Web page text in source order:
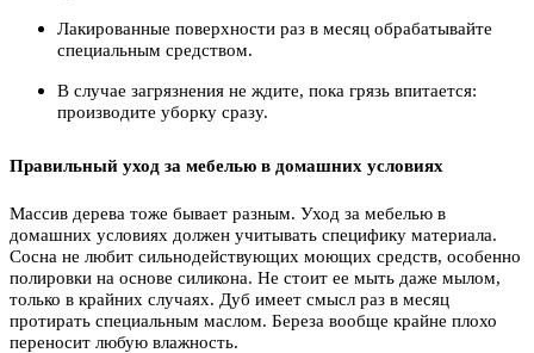
Лакированные поверхности раз в месяц обрабатывайте
специальным средством.
В случае загрязнения не ждите, пока грязь впитается:
производите уборку сразу.
Правильный уход за мебелью в домашних условиях
Массив дерева тоже бывает разным. Уход за мебелью в
домашних условиях должен учитывать специфику материала.
Сосна не любит сильнодействующих моющих средств, особенно
полировки на основе силикона. Не стоит ее мыть даже мылом,
только в крайних случаях. Дуб имеет смысл раз в месяц
протирать специальным маслом. Береза вообще крайне плохо
переносит любую влажность.